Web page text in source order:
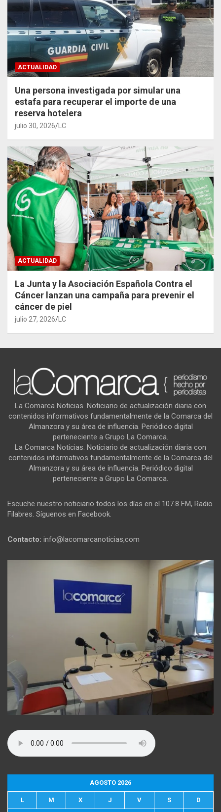
ACTUALIDAD
Una persona investigada por simular una
estafa para recuperar el importe de una
reserva hotelera
julio 30, 2026 LC
ACTUALIDAD
La Junta y la Asociación Española Contra el
Cáncer lanzan una campaña para prevenir el
cáncer de piel
julio 27, 2026 LC
La Comarca Noticias. Noticiario de actualización diaria con
contenidos informativos fundamentalmente de la Comarca del
Almanzora y su área de influencia. Periódico digital
perteneciente a Grupo La Comarca.
La Comarca Noticias. Noticiario de actualización diaria con
contenidos informativos fundamentalmente de la Comarca del
Almanzora y su área de influencia. Periódico digital
perteneciente a Grupo La Comarca.
Escuche nuestro noticiario todos los días en el 107.8 FM, Radio
Filabres. Síguenos en Facebook.
Contacto: info@lacomarcanoticias,com
AGOSTO 2026
L M X J V S D